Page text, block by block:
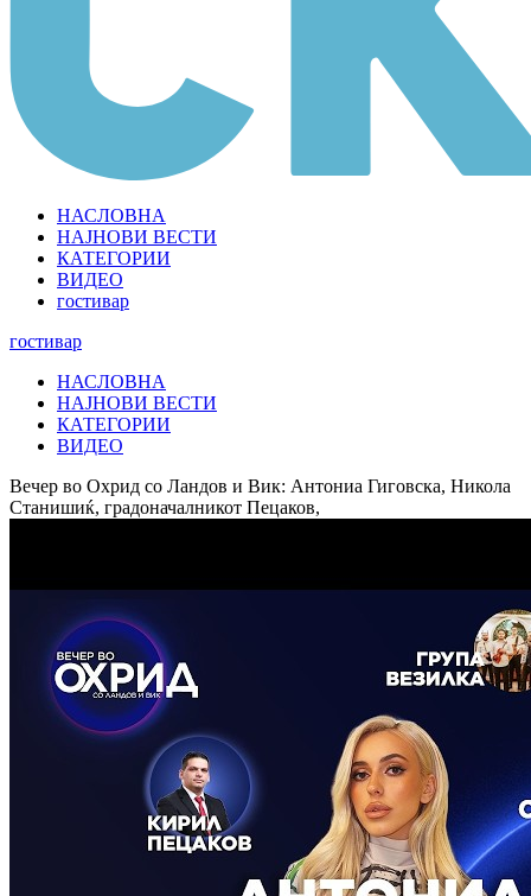
НАСЛОВНА
НАЈНОВИ ВЕСТИ
КАТЕГОРИИ
ВИДЕО
гостивар
гостивар
НАСЛОВНА
НАЈНОВИ ВЕСТИ
КАТЕГОРИИ
ВИДЕО
Вечер во Охрид со Ландов и Вик: Антониа Гиговска, Никола
Станишиќ, градоначалникот Пецаков,